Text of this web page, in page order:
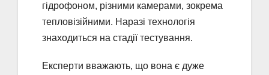
гідрофоном, різними камерами, зокрема
тепловізійними. Наразі технологія
знаходиться на стадії тестування.
Експерти вважають, що вона є дуже